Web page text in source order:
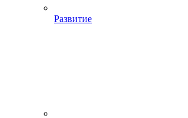
Развитие